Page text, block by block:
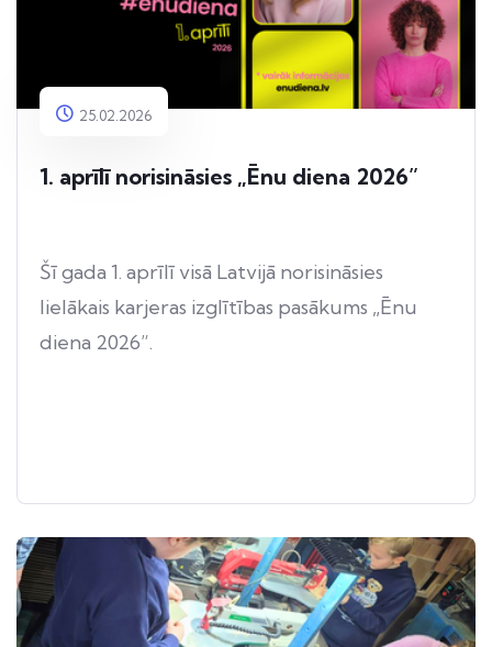
25.02.2026
1. aprīlī norisināsies „Ēnu diena 2026”
Šī gada 1. aprīlī visā Latvijā norisināsies
lielākais karjeras izglītības pasākums „Ēnu
diena 2026”.